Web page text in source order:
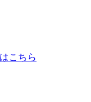
こちら